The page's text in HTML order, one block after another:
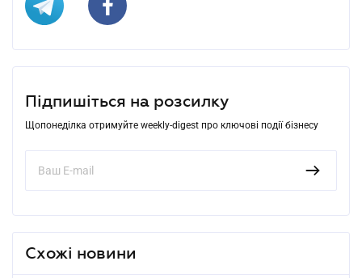
Підпишіться на розсилку
Щопонеділка отримуйте weekly-digest про ключові події бізнесу
Схожі новини